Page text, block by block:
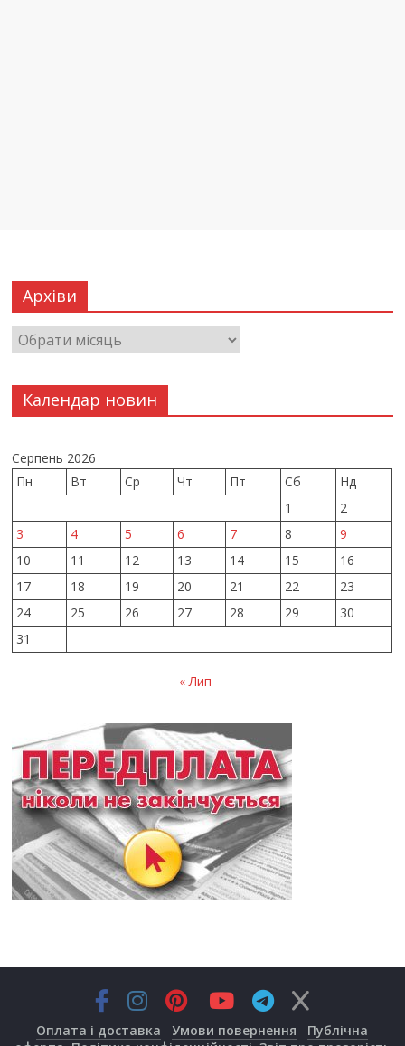
Архіви
Календар новин
Серпень 2026
Пн
Вт Ср Чт Пт Сб
Нд
1
2
3
4 5 6 7 8
9
10
11 12 13 14 15
16
17
18 19 20 21 22
23
24
25 26 27 28 29
30
31
« Лип
Оплата і доставка Умови повернення
Публічна